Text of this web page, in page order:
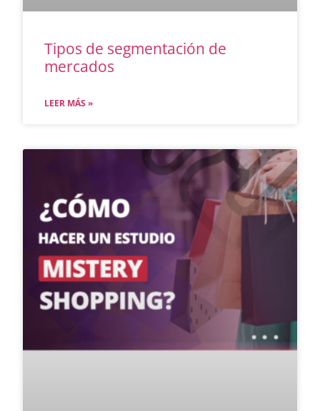
Tipos de segmentación de
mercados
LEER MÁS »